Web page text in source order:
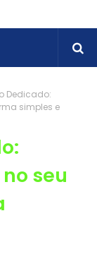
Dedicado:
simples e
seu